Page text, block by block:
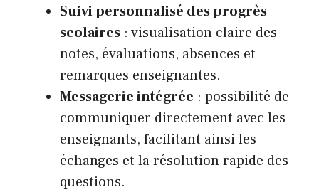
Suivi personnalisé des progrès
scolaires : visualisation claire des
notes, évaluations, absences et
remarques enseignantes.
Messagerie intégrée : possibilité de
communiquer directement avec les
enseignants, facilitant ainsi les
échanges et la résolution rapide des
questions.